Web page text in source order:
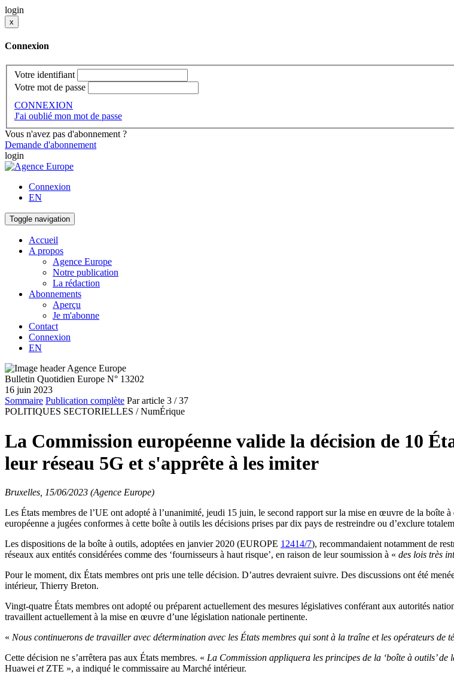
login
x
Connexion
Votre identifiant
Votre mot de passe
CONNEXION
J'ai oublié mon mot de passe
Vous n'avez pas d'abonnement ?
Demande d'abonnement
login
Connexion
EN
Toggle navigation
Accueil
A propos
Agence Europe
Notre publication
La rédaction
Abonnements
Aperçu
Je m'abonne
Contact
Connexion
EN
Bulletin Quotidien Europe N° 13202
16 juin 2023
Sommaire Publication complète Par article 3 / 37
POLITIQUES SECTORIELLES / NumÉrique
La Commission européenne valide la décision de 10
leur réseau 5G et s'apprête à les imiter
Bruxelles, 15/06/2023 (Agence Europe)
Les États membres de l’UE ont adopté à l’unanimité, jeudi 15 juin, le second rapport sur la mise en œuvre de la boîte
européenne a jugées conformes à cette boîte à outils les décisions prises par dix pays de restreindre ou d’exclure
Les dispositions de la boîte à outils, adoptées en janvier 2020 (EUROPE 12414/7), recommandaient notamment de
réseaux aux entités considérées comme des ‘fournisseurs à haut risque’, en raison de leur soumission à « des lois très
Pour le moment, dix États membres ont pris une telle décision. D’autres devraient suivre. Des discussions ont été
intérieur, Thierry Breton.
Vingt-quatre États membres ont adopté ou préparent actuellement des mesures législatives conférant aux autorités
travaillent actuellement à la mise en œuvre d’une législation nationale pertinente.
« Nous continuerons de travailler avec détermination avec les États membres qui sont à la traîne et les opérateurs de
Cette décision ne s’arrêtera pas aux États membres. « La Commission appliquera les principes de la ‘boîte à outils’
Huawei et ZTE », a indiqué le commissaire au Marché intérieur.